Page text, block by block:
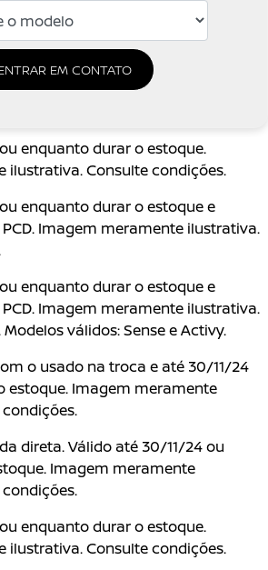
EM CONTATO
enquanto durar o estoque.
ilustrativa. Consulte condições.
enquanto durar o estoque e
Imagem meramente ilustrativa.
enquanto durar o estoque e
Imagem meramente ilustrativa.
válidos: Sense e Activy.
o usado na troca e até 30/11/24
estoque. Imagem meramente
direta. Válido até 30/11/24 ou
Imagem meramente
enquanto durar o estoque.
ilustrativa. Consulte condições.